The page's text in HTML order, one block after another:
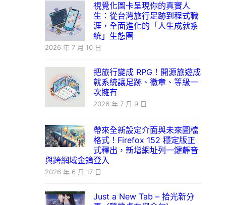
視覺化圖卡呈現你的真實人
生：從台灣旅行足跡到程式職
涯，全面進化的「人生成就系
統」生態圈
2026 年 7 月 10 日
把旅行變成 RPG！開源旅遊成
就系統讓足跡、徽章、等級一
次擁有
2026 年 7 月 9 日
帶來全新設定介面與未來圖檔
格式！Firefox 152 穩定版正
式釋出，新增網址列一鍵靜音
與跨網域金鑰登入
2026 年 6 月 17 日
Just a New Tab – 拾光新分